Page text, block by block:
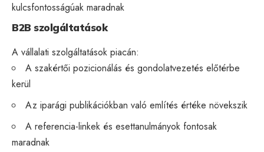
kulcsfontosságúak maradnak
B2B szolgáltatások
A vállalati szolgáltatások piacán:
A szakértői pozicionálás és gondolatvezetés előtérbe
kerül
Az iparági publikációkban való említés értéke növekszik
A referencia-linkek és esettanulmányok fontosak
maradnak